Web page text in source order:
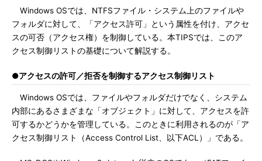
Windows OSでは、NTFSファイル・システム上のファイルや
フォルダに対して、「アクセス許可」という属性を付け、アクセ
スの可否（アクセス権）を制御している。本TIPSでは、このア
クセス制御リストの基礎について解説する。
●アクセスの許可／拒否を制御するアクセス制御リスト
Windows OSでは、ファイルやフォルダだけでなく、システム
内部にあるさまざまな「オブジェクト」に対して、アクセスを許
可するかどうかを管理している。このときに利用されるのが「ア
クセス制御リスト（Access Control List、以下ACL）」である。